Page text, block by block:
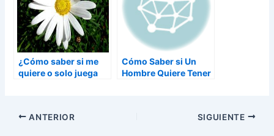
¿Cómo saber si me
quiere o solo juega
Cómo Saber si Un
Hombre Quiere Tener
ANTERIOR SIGUIENTE